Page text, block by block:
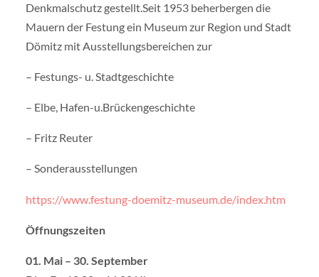
Denkmalschutz gestellt.Seit 1953 beherbergen die
Mauern der Festung ein Museum zur Region und Stadt
Dömitz mit Ausstellungsbereichen zur
– Festungs- u. Stadtgeschichte
– Elbe, Hafen-u.Brückengeschichte
– Fritz Reuter
– Sonderausstellungen
https://www.festung-doemitz-museum.de/index.htm
Öffnungszeiten
01. Mai – 30. September